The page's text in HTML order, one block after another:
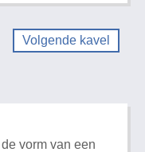
Volgende kavel
vorm van een